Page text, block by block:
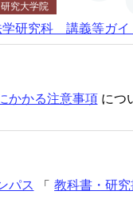
研究大学院
研究科 講義等ガイ
かかる注意事項 につ
パス 「 教科書・研